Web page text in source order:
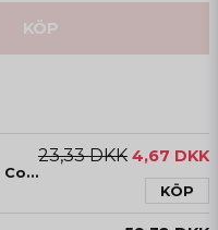
KÖP
Påfyllningstippar Regular Coffin Long
23,33 DKK 4,67 DKK
KÖP